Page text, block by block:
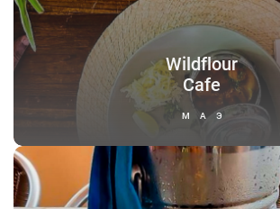
Wildflour
Cafe
МАЭ